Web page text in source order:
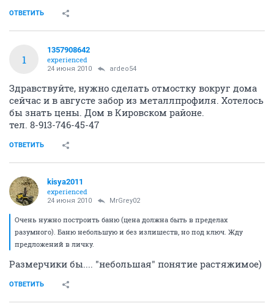
ОТВЕТИТЬ
1
1357908642
experienced
24 июня 2010 ardeo54
Здравствуйте, нужно сделать отмостку вокруг дома
сейчас и в августе забор из металлпрофиля. Хотелось
бы знать цены. Дом в Кировском районе.
тел. 8-913-746-45-47
ОТВЕТИТЬ
kisya2011
experienced
24 июня 2010 MrGrey02
Очень нужно построить баню (цена должна быть в пределах
разумного). Баню небольшую и без излишеств, но под ключ. Жду
предложений в личку.
Размерчики бы.... "небольшая" понятие растяжимое)
ОТВЕТИТЬ